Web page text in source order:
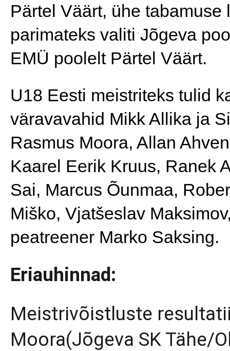
Pärtel Väärt, ühe
parimateks valiti Jõgeva
EMÜ poolelt Pärtel Väärt.
U18 Eesti meistriteks tulid
väravavahid Mikk Allika ja
Rasmus Moora, Allan
Kaarel Eerik Kruus, Ranek
Sai, Marcus Õunmaa,
Miško, Vjatšeslav
peatreener Marko Saksing.
Eriauhinnad:
Meistrivõistluste
Moora(Jõgeva SK Tähe/